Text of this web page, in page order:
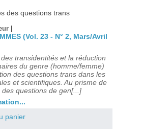
des questions trans
|
(Vol. 23 - N° 2, Mars/Avril
transidentités et la réduction
du genre (homme/femme)
des questions trans dans les
et scientifiques. Au prisme de
des questions de gen[...]
panier